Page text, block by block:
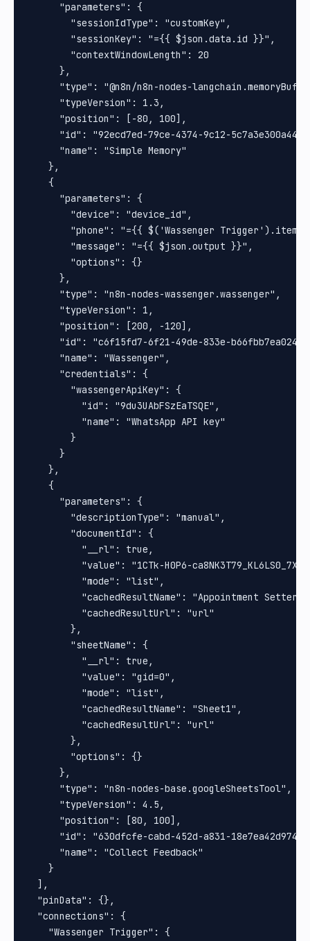
      "parameters": {
        "sessionIdType": "customKey",
        "sessionKey": "={{ $json.data.id }}",
        "contextWindowLength": 20
      },
"type": "@n8n/n8n-nodes-
      "typeVersion": 1.3,
      "position": [-80, 100],
      "id": "92ecd7ed-79ce-4374-9c12-5c7a3e300a44",
      "name": "Simple Memory"
    },
    {
      "parameters": {
        "device": "device_id",
"phone": "={{ $('Wassenger
        "message": "={{ $json.output }}",
        "options": {}
      },
      "type": "n8n-nodes-wassenger.wassenger",
      "typeVersion": 1,
      "position": [200, -120],
      "id": "c6f15fd7-6f21-49de-833e-b66fbb7ea024",
      "name": "Wassenger",
      "credentials": {
        "wassengerApiKey": {
          "id": "9du3UAbFSzEaTSQE",
          "name": "WhatsApp API key"
        }
      }
    },
    {
      "parameters": {
        "descriptionType": "manual",
        "documentId": {
          "__rl": true,
"value": "1CTk-H0P6-
          "mode": "list",
          "cachedResultName": "Appointment Setter",
          "cachedResultUrl": "url"
        },
        "sheetName": {
          "__rl": true,
          "value": "gid=0",
          "mode": "list",
          "cachedResultName": "Sheet1",
          "cachedResultUrl": "url"
        },
        "options": {}
      },
      "type": "n8n-nodes-base.googleSheetsTool",
      "typeVersion": 4.5,
      "position": [80, 100],
      "id": "630dfcfe-cabd-452d-a831-18e7ea42d974",
      "name": "Collect Feedback"
    }
  ],
  "pinData": {},
  "connections": {
    "Wassenger Trigger": {